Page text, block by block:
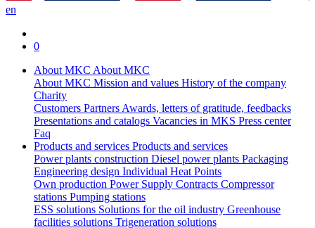
en
0
About MKC About MKC
About MKC Mission and values History of the company
Charity
Customers PartnersAwards, letters of gratitude, feedbacks
Presentations and catalogs Vacancies in MKS Press center
Faq
Products and services Products and services
Power plants construction Diesel power plants Packaging
Engineering design Individual Heat Points
Own production Power Supply Contracts Compressor
stations Pumping stations
ESS solutions Solutions for the oil industry Greenhouse
facilities solutions Trigeneration solutions